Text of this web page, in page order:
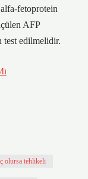
fetoprotein
AFP
test edilmelidir.
olursa tehlikeli